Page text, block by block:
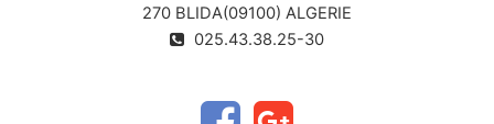
270 BLIDA(09100) ALGERIE
025.43.38.25-30